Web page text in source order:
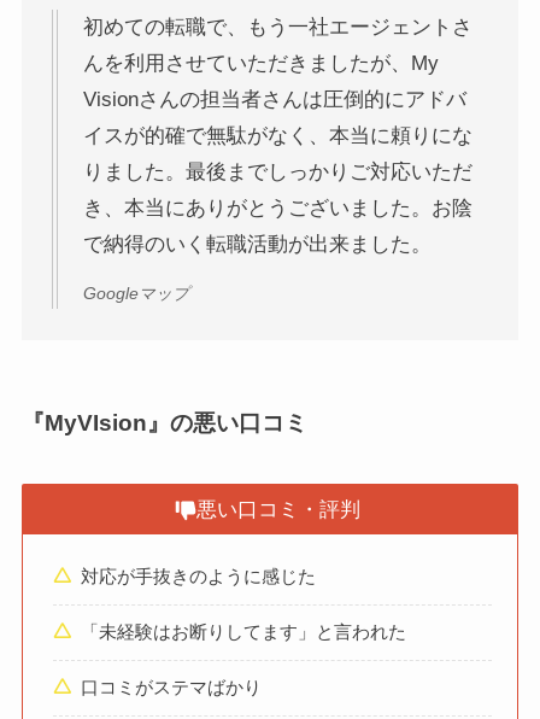
初めての転職で、もう一社エージェントさ
んを利用させていただきましたが、My
Visionさんの担当者さんは圧倒的にアドバ
イスが的確で無駄がなく、本当に頼りにな
りました。最後までしっかりご対応いただ
き、本当にありがとうございました。お陰
で納得のいく転職活動が出来ました。
Googleマップ
『MyVIsion』の悪い口コミ
悪い口コミ・評判
対応が手抜きのように感じた
「未経験はお断りしてます」と言われた
口コミがステマばかり